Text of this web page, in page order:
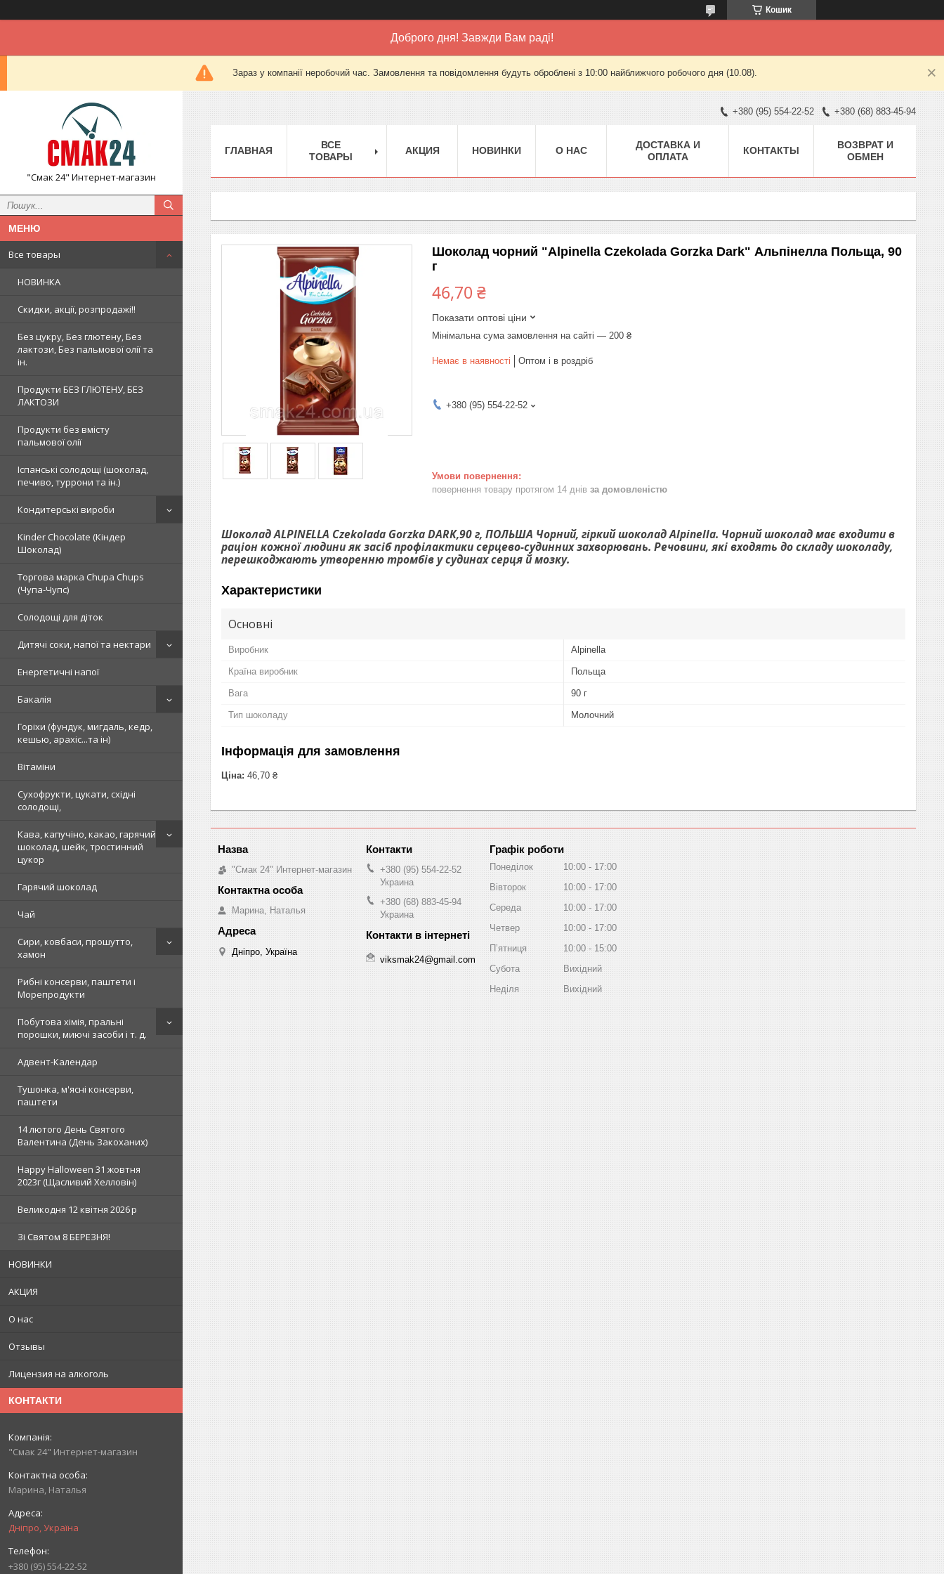
Кошик
Доброго дня! Завжди Вам раді!
Зараз у компанії неробочий час. Замовлення та повідомлення будуть оброблені з 10:00 найближчого робочого дня (10.08).
"Смак 24" Интернет-магазин
Все товары
НОВИНКА
Скидки, акції, розпродажі!!
Без цукру, Без глютену, Без
лактози, Без пальмової олії та
ін.
Продукти БЕЗ ГЛЮТЕНУ, БЕЗ
ЛАКТОЗИ
Продукти без вмісту
пальмової олії
Іспанські солодощі (шоколад,
печиво, туррони та ін.)
Кондитерські вироби
Kinder Chocolate (Кіндер
Шоколад)
Торгова марка Chupa Chups
(Чупа-Чупс)
Солодощі для діток
Дитячі соки, напої та нектари
Енергетичні напої
Бакалія
Горіхи (фундук, мигдаль, кедр,
кешью, арахіс...та ін)
Вітаміни
Сухофрукти, цукати, східні
солодощі,
Кава, капучіно, какао, гарячий
шоколад, шейк, тростинний
цукор
Гарячий шоколад
Чай
Сири, ковбаси, прошутто,
хамон
Рибні консерви, паштети і
Морепродукти
Побутова хімія, пральні
порошки, миючі засоби і т. д.
Адвент-Календар
Тушонка, м'ясні консерви,
паштети
14 лютого День Святого
Валентина (День Закоханих)
Happy Halloween 31 жовтня
2023г (Щасливий Хелловін)
Великодня 12 квітня 2026 р
Зi Святом 8 БЕРЕЗНЯ!
НОВИНКИ
АКЦИЯ
О нас
Отзывы
Лицензия на алкоголь
КОНТАКТИ
"Смак 24" Интернет-магазин
Марина, Наталья
Дніпро, Україна
+380 (95) 554-22-52
+380 (95) 554-22-52 +380 (68) 883-45-94
ГЛАВНАЯ
ВСЕ
ТОВАРЫ
АКЦИЯ НОВИНКИ О НАС
ДОСТАВКА И
ОПЛАТА
КОНТАКТЫ
ВОЗВРАТ И
ОБМЕН
Шоколад чорний "Alpinella Czekolada Gorzka Dark" Альпінелла Польща, 90
г
46,70 ₴
Показати оптові ціни
Мінімальна сума замовлення на сайті — 200 ₴
Немає в наявності Оптом і в роздріб
+380 (95) 554-22-52
повернення товару протягом 14 днів за домовленістю
Шоколад ALPINELLA Czekolada Gorzka DARK,90 г, ПОЛЬША Чорний, гіркий шоколад Alpinella. Чорний шоколад має входити в
раціон кожної людини як засіб профілактики серцево-судинних захворювань. Речовини, які входять до складу шоколаду,
перешкоджають утворенню тромбів у судинах серця й мозку.
Характеристики
Основні
Виробник Alpinella
Країна виробник Польща
Вага 90 г
Тип шоколаду Молочний
Інформація для замовлення
Ціна: 46,70 ₴
"Смак 24" Интернет-магазин
Марина, Наталья
Дніпро, Україна
+380 (95) 554-22-52
Украина
+380 (68) 883-45-94
Украина
viksmak24@gmail.com
Графік роботи
Понеділок 10:00
17:00
Вівторок
10:00
17:00
Середа
10:00
17:00
Четвер
10:00
17:00
Пʼятниця
10:00
15:00
Субота
Вихідний
Неділя
Вихідний